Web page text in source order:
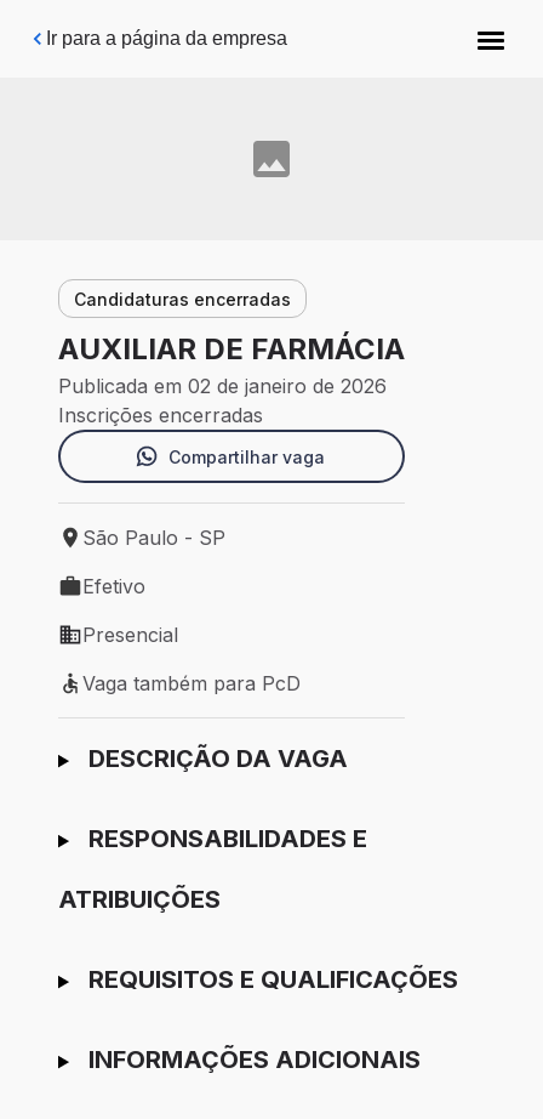
Pular para o conteúdo principal
Ir para a página da empresa
Candidaturas encerradas
AUXILIAR DE FARMÁCIA
Publicada em 02 de janeiro de 2026
Inscrições encerradas
Compartilhar vaga
Local de trabalho: São Paulo - SP
São Paulo - SP
Tipo de vaga: Efetivo
Efetivo
Modelo de trabalho: Presencial
Presencial
Vaga também para PcD
Vaga também para PcD
Ir para candidatura
DESCRIÇÃO DA VAGA
RESPONSABILIDADES E
ATRIBUIÇÕES
REQUISITOS E QUALIFICAÇÕES
INFORMAÇÕES ADICIONAIS